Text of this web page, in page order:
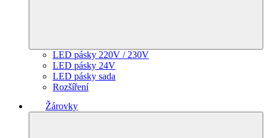
LED pásky 220V / 230V
LED pásky 24V
LED pásky sada
Rozšíření
Žárovky